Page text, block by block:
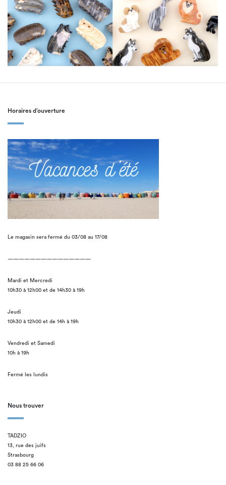
Horaires d’ouverture
Le magasin sera fermé du 03/08 au 17/08
———————————————
Mardi et Mercredi
10h30 à 12h00 et de 14h30 à 19h
Jeudi
10h30 à 12h00 et de 14h à 19h
Vendredi et Samedi
10h à 19h
Fermé les lundis
Nous trouver
TADZIO
13, rue des juifs
Strasbourg
03 88 25 66 06